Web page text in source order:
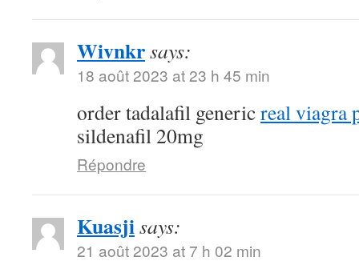
Wivnkrsays:
18 août 2023 at 23 h 45 min
order tadalafil genericreal viagra
sildenafil 20mg
Répondre
Kuasjisays:
21 août 2023 at 7 h 02 min